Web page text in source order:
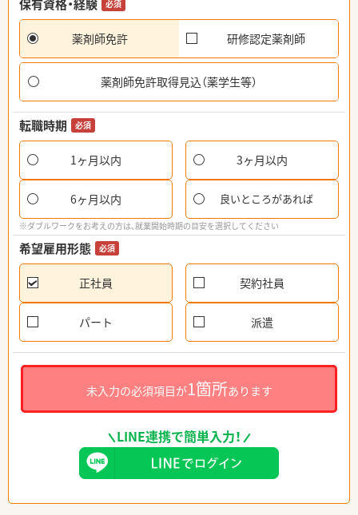
保有資格・経験 必須
薬剤師免許 研修認定薬剤師
薬剤師免許取得見込（薬学生等）
転職時期 必須
1ヶ月以内 3ヶ月以内
6ヶ月以内 良いところがあれば
※ダブルワークをお考えの方は、就業開始時期の目安を選択してください
希望雇用形態 必須
正社員 契約社員
パート 派遣
未入力の必須項目が1箇所あります
LINE連携で簡単入力！